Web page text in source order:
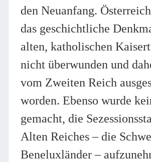
den Neuanfang.
das geschichtliche
alten, katholischen
nicht überwunden und
vom Zweiten Reich
worden. Ebenso wurde
gemacht, die
Alten Reiches – die
Beneluxländer –